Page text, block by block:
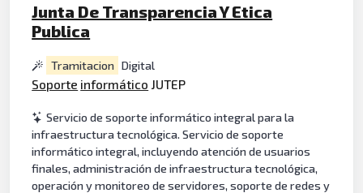
Junta De Transparencia Y Etica
Publica
Tramitacion Digital
Soporte informático JUTEP
Servicio de soporte informático integral para la
infraestructura tecnológica. Servicio de soporte
informático integral, incluyendo atención de usuarios
finales, administración de infraestructura tecnológica,
operación y monitoreo de servidores, soporte de redes y